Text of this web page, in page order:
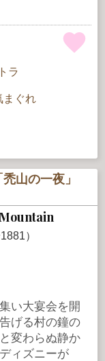
ラ
まぐれ
山の一夜」
）
い大宴会を開
げる村の鐘の
変わらぬ静か
ィズニーが